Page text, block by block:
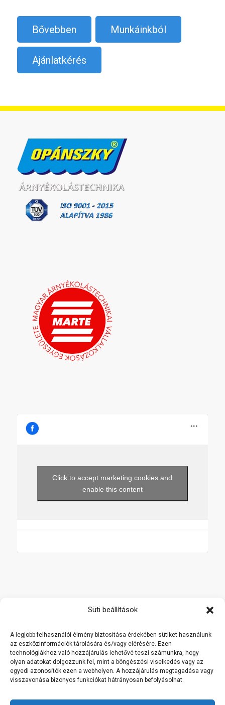
Süti beállítások
A legjobb felhasználói élmény biztosítása érdekében sütiket használunk
az eszközinformációk tárolására és/vagy elérésére. Ezen
technológiákhoz való hozzájárulás lehetővé teszi számunkra, hogy
olyan adatokat dolgozzunk fel, mint a böngészési viselkedés vagy az
egyedi azonosítók ezen a webhelyen. A hozzájárulás megtagadása vagy
visszavonása bizonyos funkciókat hátrányosan befolyásolhat.
Bővebben Munkáinkból
Ajánlatkérés
Click to accept marketing cookies and
enable this content
Rólunk
Referenciák
Kapcsolat
Viszonteladóknak
Cookie Policy